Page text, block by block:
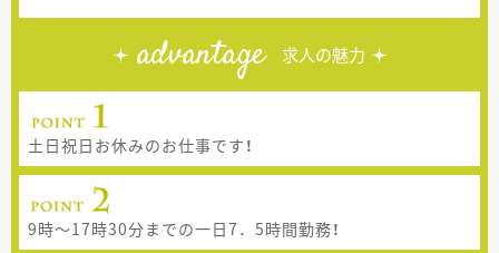
advantage 求人の魅力
土日祝日お休みのお仕事です！
9時～17時30分までの一日7．5時間勤務！